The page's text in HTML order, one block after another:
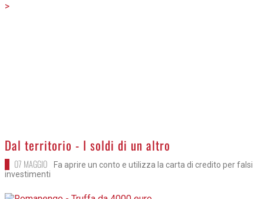
>
Dal territorio - I soldi di un altro
07 MAGGIO
Fa aprire un conto e utilizza la carta di credito per falsi
investimenti